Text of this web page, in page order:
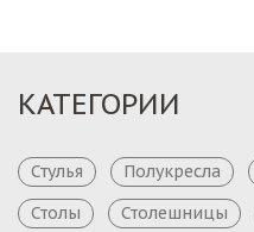
КАТЕГОРИИ
Стулья Полукресла
Столы
Столешницы